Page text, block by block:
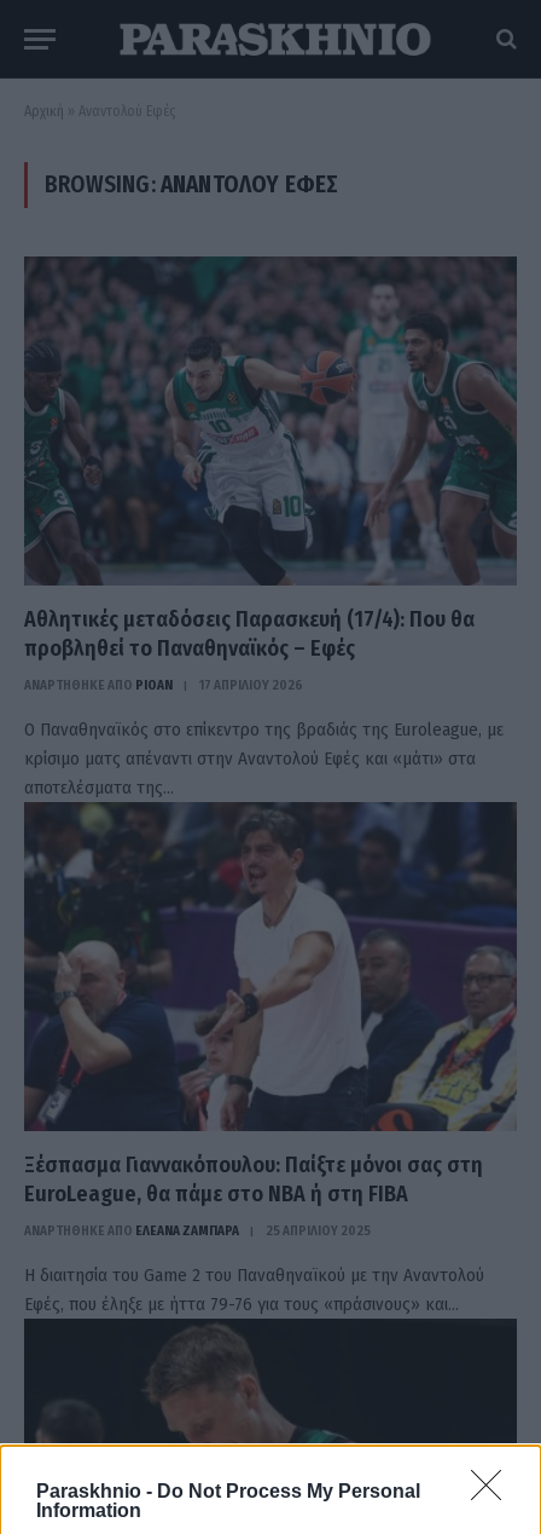
Paraskhnio - Do Not Process My Personal
Information
Αρχική » Αναντολού Εφές
BROWSING:ΑΝΑΝΤΟΛΟΎ ΕΦΈΣ
Αθλητικές μεταδόσεις Παρασκευή (17/4): Που θα
προβληθεί το Παναθηναϊκός – Εφές
ΑΝΑΡΤΗΘΗΚΕ ΑΠΟ PIOAN 17 ΑΠΡΙΛΊΟΥ 2026
Ο Παναθηναϊκός στο επίκεντρο της βραδιάς της Euroleague, με
κρίσιμο ματς απέναντι στην Αναντολού Εφές και «μάτι» στα
αποτελέσματα της…
Ξέσπασμα Γιαννακόπουλου: Παίξτε μόνοι σας στη
EuroLeague, θα πάμε στο NBA ή στη FIBA
ΑΝΑΡΤΗΘΗΚΕ ΑΠΟ ΕΛΕΑΝΑ ΖΑΜΠΑΡΑ 25 ΑΠΡΙΛΊΟΥ 2025
Η διαιτησία του Game 2 του Παναθηναϊκού με την Αναντολού
Εφές, που έληξε με ήττα 79-76 για τους «πράσινους» και…